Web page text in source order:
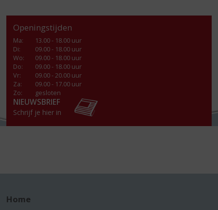
Openingstijden
Ma:
13.00 - 18.00 uur
Di:
09.00 - 18.00 uur
Wo:
09.00 - 18.00 uur
Do:
09.00 - 18.00 uur
Vr:
09.00 - 20.00 uur
Za:
09.00 - 17.00 uur
Zo:
gesloten
NIEUWSBRIEF
Schrijf je hier in
Home